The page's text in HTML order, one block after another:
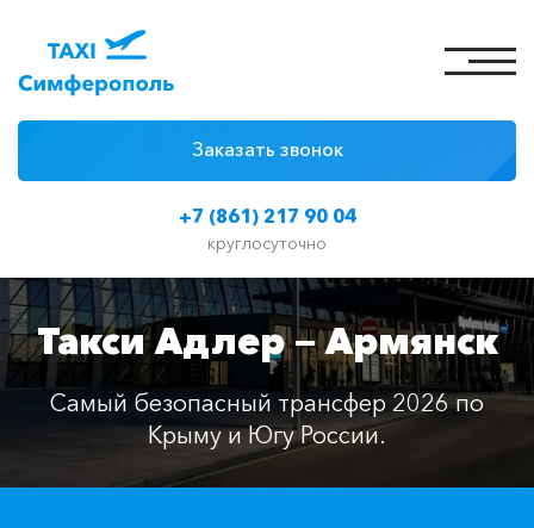
+7 (861) 217 90 04
круглосуточно
Заказать звонок
Цены на такси
Классы автомобилей
Отзывы
Контакты
Такси Адлер — Армянск
Самый безопасный трансфер 2026 по
Крыму и Югу России.